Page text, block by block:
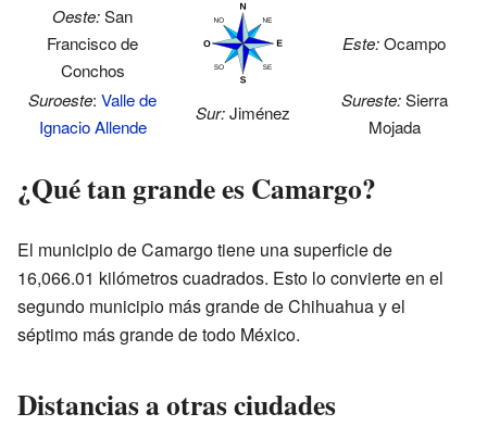
Oeste:San
Francisco de
Conchos
Este:Ocampo
Suroeste: Valle de
Ignacio Allende
Sur:Jiménez
Sureste:Sierra
Mojada
¿Qué tan grande es Camargo?
El municipio de Camargo tiene una superficie de
16,066.01 kilómetros cuadrados. Esto lo convierte en el
segundo municipio más grande de Chihuahua y el
séptimo más grande de todo México.
Distancias a otras ciudades